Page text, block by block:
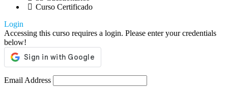
Curso Certificado
Login
Accessing this curso requires a login. Please enter your credentials
below!
Email Address